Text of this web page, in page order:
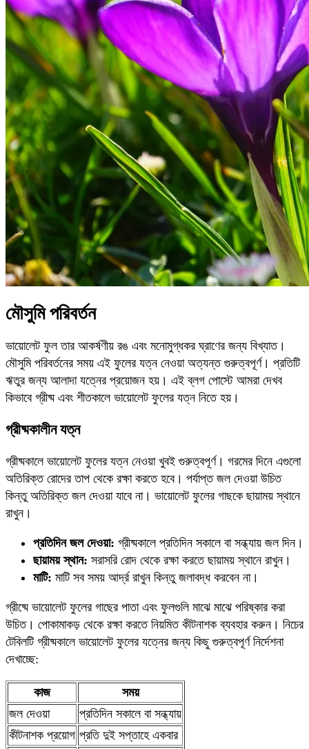
মৌসুমি পরিবর্তন
ভায়োলেট ফুল তার আকর্ষণীয় রঙ এবং মনোমুগ্ধকর ঘ্রাণের জন্য বিখ্যাত।
মৌসুমি পরিবর্তনের সময় এই ফুলের যত্ন নেওয়া অত্যন্ত গুরুত্বপূর্ণ। প্রতিটি
ঋতুর জন্য আলাদা যত্নের প্রয়োজন হয়। এই ব্লগ পোস্টে আমরা দেখব
কিভাবে গ্রীষ্ম এবং শীতকালে ভায়োলেট ফুলের যত্ন নিতে হয়।
গ্রীষ্মকালীন যত্ন
গ্রীষ্মকালে ভায়োলেট ফুলের যত্ন নেওয়া খুবই গুরুত্বপূর্ণ। গরমের দিনে এগুলো
অতিরিক্ত রোদের তাপ থেকে রক্ষা করতে হবে। পর্যাপ্ত জল দেওয়া উচিত
কিন্তু অতিরিক্ত জল দেওয়া যাবে না। ভায়োলেট ফুলের গাছকে ছায়াময় স্থানে
রাখুন।
প্রতিদিন জল দেওয়া: গ্রীষ্মকালে প্রতিদিন সকালে বা সন্ধ্যায় জল দিন।
ছায়াময় স্থান: সরাসরি রোদ থেকে রক্ষা করতে ছায়াময় স্থানে রাখুন।
মাটি: মাটি সব সময় আর্দ্র রাখুন কিন্তু জলাবদ্ধ করবেন না।
গ্রীষ্মে ভায়োলেট ফুলের গাছের পাতা এবং ফুলগুলি মাঝে মাঝে পরিষ্কার করা
উচিত। পোকামাকড় থেকে রক্ষা করতে নিয়মিত কীটনাশক ব্যবহার করুন। নিচের
টেবিলটি গ্রীষ্মকালে ভায়োলেট ফুলের যত্নের জন্য কিছু গুরুত্বপূর্ণ নির্দেশনা
দেখাচ্ছে:
কাজ
সময়
জল দেওয়া
প্রতিদিন সকালে বা সন্ধ্যায়
কীটনাশক প্রয়োগ প্রতি দুই সপ্তাহে একবার